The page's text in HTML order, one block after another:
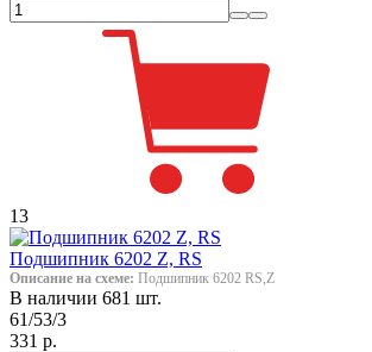
13
Подшипник 6202 Z, RS
Описание на схеме: Подшипник 6202 RS,Z
В наличии 681 шт.
61/53/3
331 р.